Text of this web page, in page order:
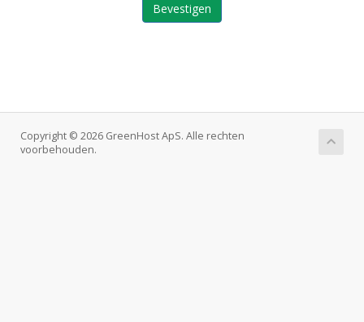
Bevestigen
Copyright © 2026 GreenHost ApS. Alle rechten
voorbehouden.